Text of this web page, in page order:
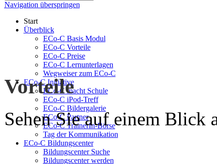
Navigation überspringen
Start
Überblick
ECo-C Basis Modul
ECo-C Vorteile
ECo-C Preise
ECo-C Lernunterlagen
Wegweiser zum ECo-C
ECo-C Initiative
ECo-C macht Schule
ECo-C iPod-Treff
ECo-C Bildergalerie
ECo-C Partner
ECo-C TrainerIn-Börse
Tag der Kommunikation
ECo-C Bildungscenter
Bildungscenter Suche
Bildungscenter werden
Vorteile
Sehen Sie auf einem Blick